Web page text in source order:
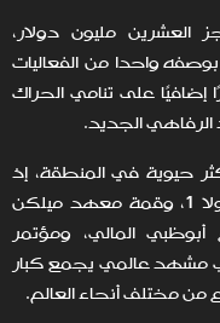
العشرين مليون دولار،
واحدًا من الفعاليات
لعام 2025، ومؤشرًا إضافيًا على تنامي الحراك
الجديد.
حيوية في المنطقة، إذ
تتقاطع فعاليات كبرى مثل سباق الفورمولا 1، وقمة معهد ميلكن
2025، وأسبوع أبوظبي المالي، ومؤتمر
مشهد عالمي يجمع كبار
من مختلف أنحاء العالم.